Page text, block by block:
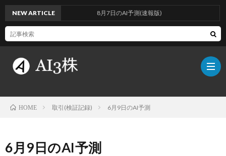
NEW ARTICLE 8月7日のAI予測(速報版)
HOME 取引(検証記録) 6月9日のAI予測
6月9日のAI予測